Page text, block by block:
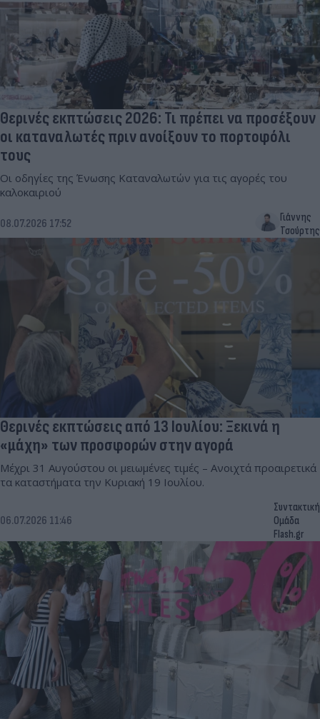
Θερινές εκπτώσεις 2026: Τι πρέπει να προσέξουν
οι καταναλωτές πριν ανοίξουν το πορτοφόλι
τους
Οι οδηγίες της Ένωσης Καταναλωτών για τις αγορές του
καλοκαιριού
08.07.2026 17:52
Γιάννης
Τσούρτης
Θερινές εκπτώσεις από 13 Ιουλίου: Ξεκινά η
«μάχη» των προσφορών στην αγορά
Μέχρι 31 Αυγούστου οι μειωμένες τιμές – Ανοιχτά προαιρετικά
τα καταστήματα την Κυριακή 19 Ιουλίου.
06.07.2026 11:46
Συντακτική
Ομάδα
Flash.gr